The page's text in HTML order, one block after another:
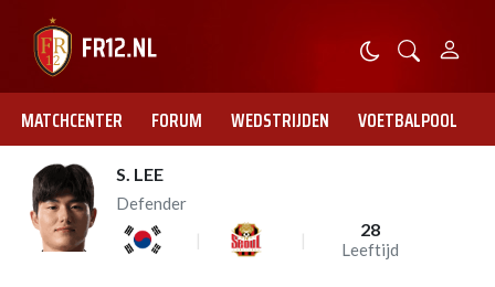
MATCHCENTER FORUM WEDSTRIJDEN VOETBALPOOL
S. LEE
Defender
28
Leeftijd